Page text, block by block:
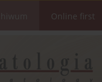
Online first